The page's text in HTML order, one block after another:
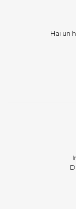
Hai un